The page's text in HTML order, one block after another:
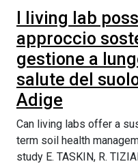
I living lab
approccio
gestione a
salute del
Adige
Can living labs offer a
term soil health
study E. TASKIN, R.